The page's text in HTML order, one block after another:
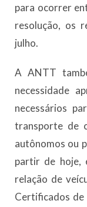
para ocorrer
resolução, os
julho.
A ANTT
necessidade
necessários
transporte de
autônomos ou
partir de hoje,
relação de
Certificados de